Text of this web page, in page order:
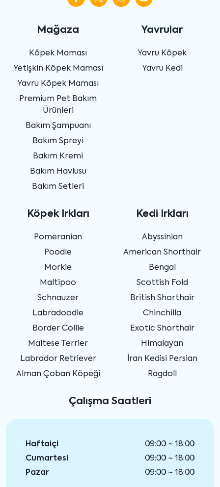
Mağaza
Köpek Maması
Yetişkin Köpek Maması
Yavru Köpek Maması
Premium Pet Bakım
Ürünleri
Bakım Şampuanı
Bakım Spreyi
Bakım Kremi
Bakım Havlusu
Bakım Setleri
Yavrular
Yavru Köpek
Yavru Kedi
Köpek Irkları
Pomeranian
Poodle
Morkie
Maltipoo
Schnauzer
Labradoodle
Border Collie
Maltese Terrier
Labrador Retriever
Alman Çoban Köpeği
Kedi Irkları
Abyssinian
American Shorthair
Bengal
Scottish Fold
British Shorthair
Chinchilla
Exotic Shorthair
Himalayan
İran Kedisi Persian
Ragdoll
Çalışma Saatleri
Haftaiçi
09:00 ~ 18:00
Cumartesi
09:00 ~ 18:00
Pazar
09:00 ~ 18:00